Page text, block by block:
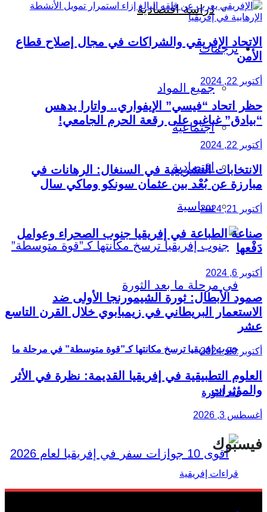
دراسة اقتصادية
ترجمات
جميع المواد
اجتماعية
اقتصادية
سياسية
جنوب إفريقيا ترسخ مكانتها كـ”قوة متوسطة” في مرحلة ما
بعد الثورة
الاتحاد الإفريقي والشراكات في مجال إصلاح قطاع
الأمن
أكتوبر 22, 2024
حظر اتحاد “فيسي” الإيفواري.. واتارا يدهس
“بيادق” غباغبو على رقعة الحرم الجامعي!
أكتوبر 22, 2024
الانتخابات التشريعية في السنغال: الرهانات في
مبارزة عن بُعْد بين عثمان سونكو وماكي سال
أكتوبر 21, 2024
صناعة الطباعة في إفريقيا جنوب الصحراء وعوامل
دَفْعها
أكتوبر 6, 2024
صمود الأبطال: ثورة الشيمورنجا الأولى ضد
الاستعمار البريطاني في زيمبابوي خلال القرن التاسع
عشر
أكتوبر 20, 2024
العلوم التطبيقية في إفريقيا القديمة: نظرة في الأثر
والمؤثرات
أغسطس 3, 2026
فيسبوك